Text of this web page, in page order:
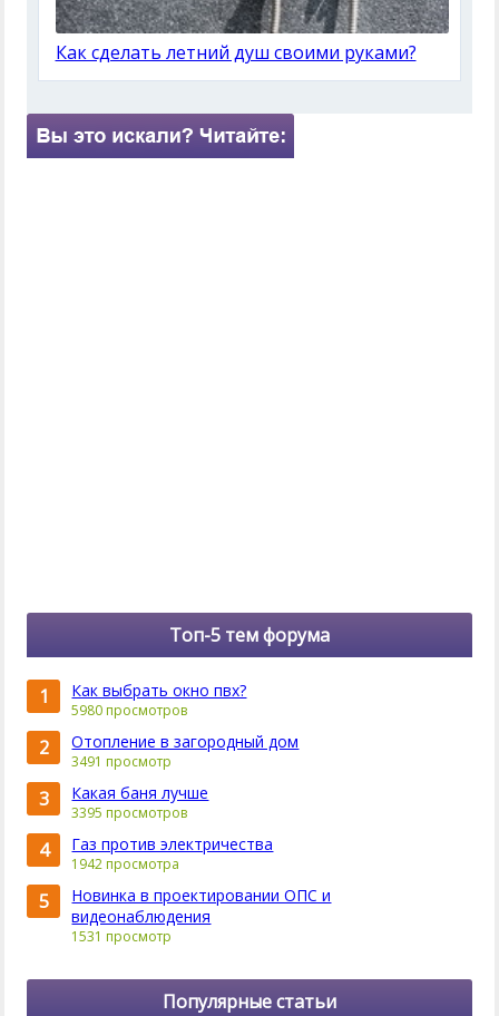
Как сделать летний душ своими руками?
Топ-5 тем форума
1 Как выбрать окно пвх?
5980 просмотров
2 Отопление в загородный дом
3491 просмотр
3 Какая баня лучше
3395 просмотров
4 Газ против электричества
1942 просмотра
5
Новинка в проектировании ОПС и
видеонаблюдения
1531 просмотр
Популярные статьи